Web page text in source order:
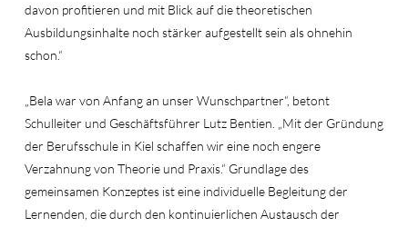
davon profitieren und mit Blick auf die theoretischen
Ausbildungsinhalte noch stärker aufgestellt sein als ohnehin
schon.“
„Bela war von Anfang an unser Wunschpartner“, betont
Schulleiter und Geschäftsführer Lutz Bentien. „Mit der Gründung
der Berufsschule in Kiel schaffen wir eine noch engere
Verzahnung von Theorie und Praxis.“ Grundlage des
gemeinsamen Konzeptes ist eine individuelle Begleitung der
Lernenden, die durch den kontinuierlichen Austausch der